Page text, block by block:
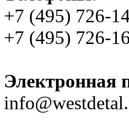
+7 (495) 726-
+7 (495) 726-
Электронная